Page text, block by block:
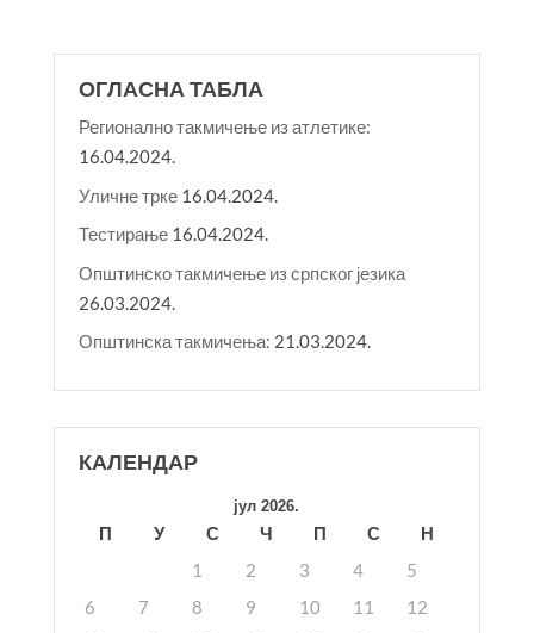
ОГЛАСНА ТАБЛА
Регионално такмичење из атлетике:
16.04.2024.
Уличне трке 16.04.2024.
Тестирање 16.04.2024.
Општинско такмичење из српског језика
26.03.2024.
Општинска такмичења: 21.03.2024.
КАЛЕНДАР
јул 2026.
П У С Ч П С
Н
1
2 3 4
5
6
7 8 9 10 11
12